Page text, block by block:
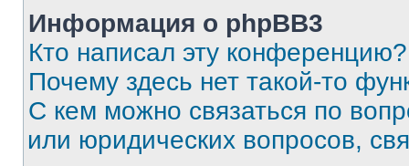
Информация о phpBB3
Кто написал эту конференцию?
Почему здесь нет такой-то
С кем можно связаться по
или юридических вопросов,